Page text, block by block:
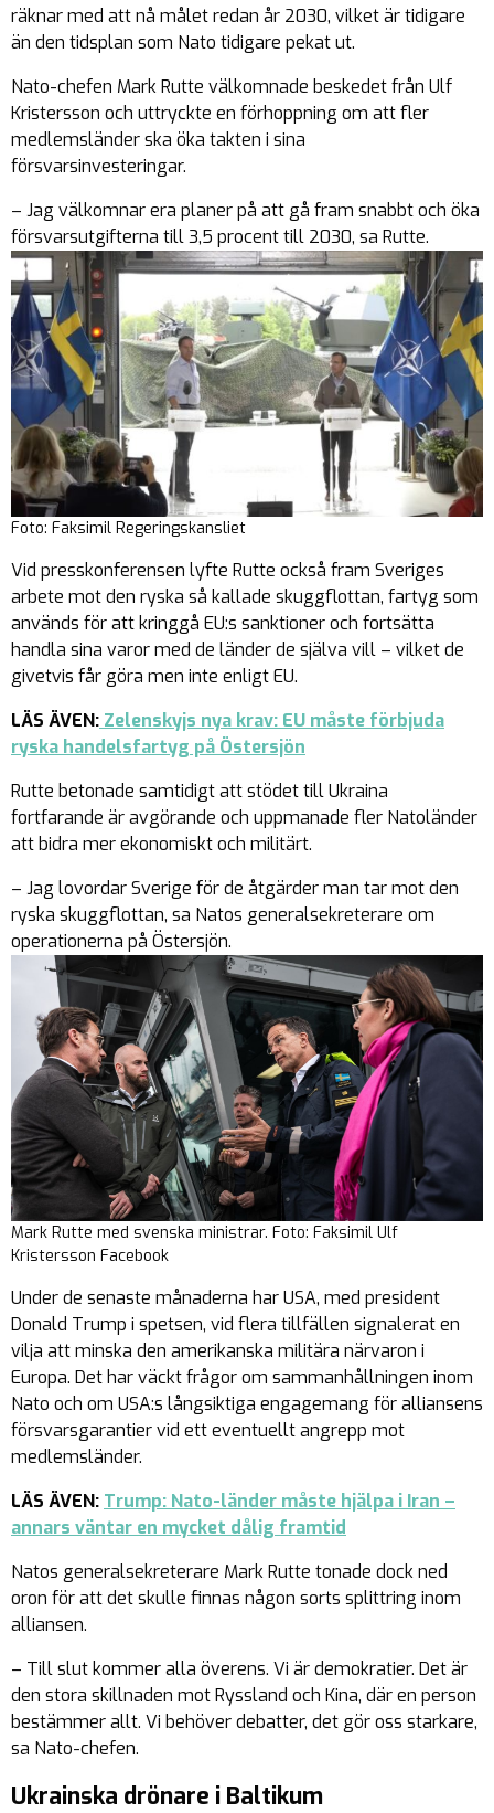
räknar med att nå målet redan år 2030, vilket är tidigare
än den tidsplan som Nato tidigare pekat ut.
Nato-chefen Mark Rutte välkomnade beskedet från Ulf
Kristersson och uttryckte en förhoppning om att fler
medlemsländer ska öka takten i sina
försvarsinvesteringar.
– Jag välkomnar era planer på att gå fram snabbt och öka
försvarsutgifterna till 3,5 procent till 2030, sa Rutte.
Foto: Faksimil Regeringskansliet
Vid presskonferensen lyfte Rutte också fram Sveriges
arbete mot den ryska så kallade skuggflottan, fartyg som
används för att kringgå EU:s sanktioner och fortsätta
handla sina varor med de länder de själva vill – vilket de
givetvis får göra men inte enligt EU.
LÄS ÄVEN: Zelenskyjs nya krav: EU måste förbjuda
ryska handelsfartyg på Östersjön
Rutte betonade samtidigt att stödet till Ukraina
fortfarande är avgörande och uppmanade fler Natoländer
att bidra mer ekonomiskt och militärt.
– Jag lovordar Sverige för de åtgärder man tar mot den
ryska skuggflottan, sa Natos generalsekreterare om
operationerna på Östersjön.
Mark Rutte med svenska ministrar. Foto: Faksimil Ulf
Kristersson Facebook
Under de senaste månaderna har USA, med president
Donald Trump i spetsen, vid flera tillfällen signalerat en
vilja att minska den amerikanska militära närvaron i
Europa. Det har väckt frågor om sammanhållningen inom
Nato och om USA:s långsiktiga engagemang för alliansens
försvarsgarantier vid ett eventuellt angrepp mot
medlemsländer.
LÄS ÄVEN: Trump: Nato-länder måste hjälpa i Iran –
annars väntar en mycket dålig framtid
Natos generalsekreterare Mark Rutte tonade dock ned
oron för att det skulle finnas någon sorts splittring inom
alliansen.
– Till slut kommer alla överens. Vi är demokratier. Det är
den stora skillnaden mot Ryssland och Kina, där en person
bestämmer allt. Vi behöver debatter, det gör oss starkare,
sa Nato-chefen.
Ukrainska drönare i Baltikum